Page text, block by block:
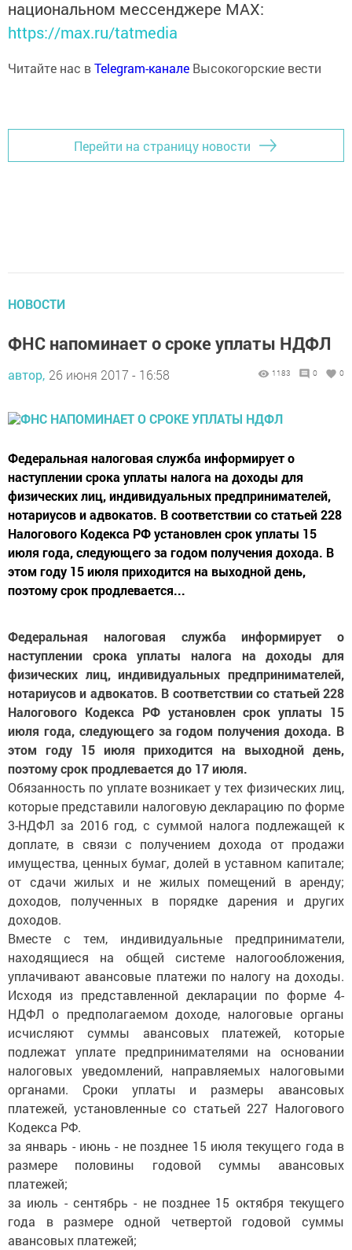
национальном мессенджере MАХ:
https://max.ru/tatmedia
Читайте нас вTelegram-канале Высокогорские вести
Перейти на страницу новости
НОВОСТИ
ФНС напоминает о сроке уплаты НДФЛ
автор, 26 июня 2017 - 16:58 1183 0 0
Федеральная налоговая служба информирует о
наступлении срока уплаты налога на доходы для
физических лиц, индивидуальных предпринимателей,
нотариусов и адвокатов. В соответствии со статьей 228
Налогового Кодекса РФ установлен срок уплаты 15
июля года, следующего за годом получения дохода. В
этом году 15 июля приходится на выходной день,
поэтому срок продлевается...
Федеральная налоговая служба информирует о
наступлении срока уплаты налога на доходы для
физических лиц, индивидуальных предпринимателей,
нотариусов и адвокатов. В соответствии со статьей 228
Налогового Кодекса РФ установлен срок уплаты 15
июля года, следующего за годом получения дохода. В
этом году 15 июля приходится на выходной день,
поэтому срок продлевается до 17 июля.
Обязанность по уплате возникает у тех физических лиц,
которые представили налоговую декларацию по форме
3-НДФЛ за 2016 год, с суммой налога подлежащей к
доплате, в связи с получением дохода от продажи
имущества, ценных бумаг, долей в уставном капитале;
от сдачи жилых и не жилых помещений в аренду;
доходов, полученных в порядке дарения и других
доходов.
Вместе с тем, индивидуальные предприниматели,
находящиеся на общей системе налогообложения,
уплачивают авансовые платежи по налогу на доходы.
Исходя из представленной декларации по форме 4-
НДФЛ о предполагаемом доходе, налоговые органы
исчисляют суммы авансовых платежей, которые
подлежат уплате предпринимателями на основании
налоговых уведомлений, направляемых налоговыми
органами. Сроки уплаты и размеры авансовых
платежей, установленные со статьей 227 Налогового
Кодекса РФ.
за январь - июнь - не позднее 15 июля текущего года в
размере половины годовой суммы авансовых
платежей;
за июль - сентябрь - не позднее 15 октября текущего
года в размере одной четвертой годовой суммы
авансовых платежей;